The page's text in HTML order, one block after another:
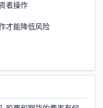
者操作
才能降低风险